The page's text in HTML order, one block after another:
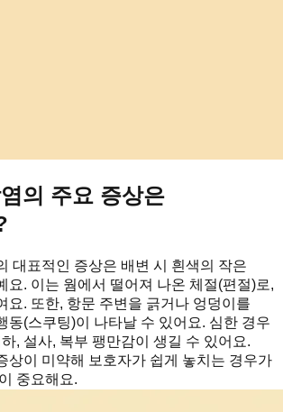
의 주요 증상은
대표적인 증상은 배변 시 흰색의 작은
요. 이는 웜에서 떨어져 나온 체절(편절)로,
요. 또한, 항문 주변을 긁거나 엉덩이를
동(스쿠팅)이 나타날 수 있어요. 심한 경우
, 설사, 복부 팽만감이 생길 수 있어요.
상이 미약해 보호자가 쉽게 놓치는 경우가
중요해요.